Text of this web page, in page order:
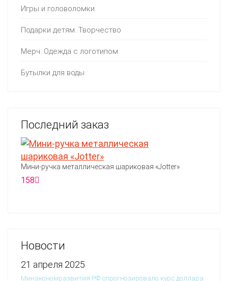
Игры и головоломки
Подарки детям. Творчество
Мерч. Одежда с логотипом
Бутылки для воды
Последний заказ
Мини-ручка металлическая шариковая «Jotter»
158
Новости
21 апреля 2025
Минэкономразвития РФ спрогнозировало курс доллара